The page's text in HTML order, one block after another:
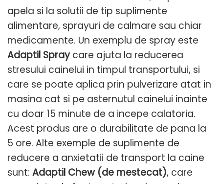
apela si la solutii de tip suplimente
alimentare, sprayuri de calmare sau chiar
medicamente. Un exemplu de spray este
Adaptil Spraycare ajuta la reducerea
stresului cainelui in timpul transportului, si
care se poate aplica prin pulverizare atat in
masina cat si pe asternutul cainelui inainte
cu doar 15 minute de a incepe calatoria.
Acest produs are o durabilitate de pana la
5 ore. Alte exemple de suplimente de
reducere a anxietatii de transport la caine
sunt: Adaptil Chew (de mestecat), care